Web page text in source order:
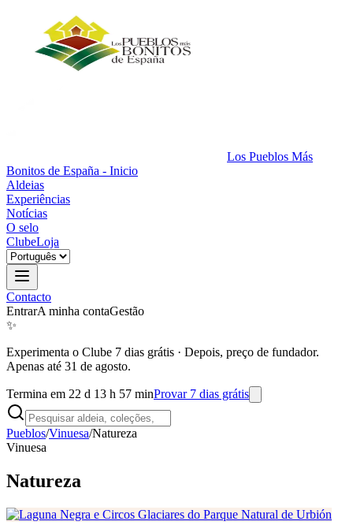
Los Pueblos Más
Bonitos de España - Inicio
Aldeias
Experiências
Notícias
O selo
ClubeLoja
Contacto
EntrarA minha contaGestão
✨
Experimenta o Clube 7 dias grátis · Depois, preço de fundador.
Apenas até 31 de agosto.
Termina em 22 d 13 h 57 minProvar 7 dias grátis
Pueblos/Vinuesa/Natureza
Vinuesa
Natureza